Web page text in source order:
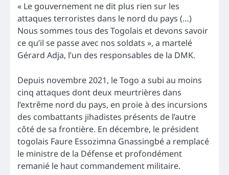
« Le gouvernement ne dit plus rien sur les
attaques terroristes dans le nord du pays (…)
Nous sommes tous des Togolais et devons savoir
ce qu’il se passe avec nos soldats », a martelé
Gérard Adja, l’un des responsables de la DMK.
Depuis novembre 2021, le Togo a subi au moins
cinq attaques dont deux meurtrières dans
l’extrême nord du pays, en proie à des incursions
des combattants jihadistes présents de l’autre
côté de sa frontière. En décembre, le président
togolais Faure Essozimna Gnassingbé a remplacé
le ministre de la Défense et profondément
remanié le haut commandement militaire.